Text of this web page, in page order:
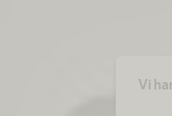
Vi